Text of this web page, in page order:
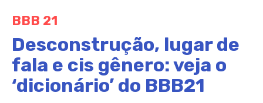
BBB 21
Desconstrução, lugar de
fala e cis gênero: veja o
‘dicionário’ do BBB21